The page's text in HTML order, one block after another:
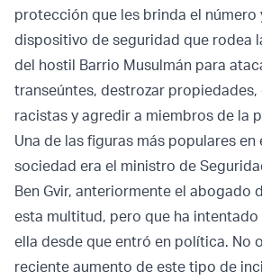
protección que les brinda el número
dispositivo de seguridad que rodea
del hostil Barrio Musulmán para
transeúntes, destrozar
racistas y agredir a miembros de la
Una de las figuras más populares
sociedad era el ministro de
Ben Gvir, anteriormente el abogado
esta multitud, pero que ha
ella desde que entró en política. No
reciente aumento de este tipo de